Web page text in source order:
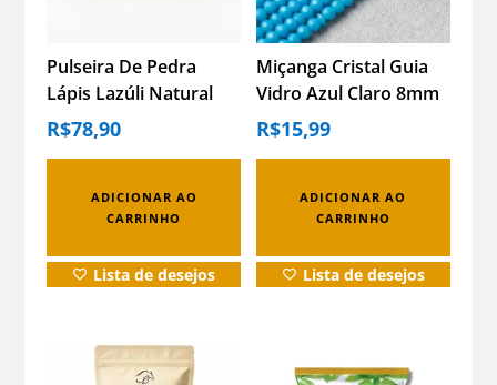
Pulseira De Pedra
Lápis Lazúli Natural
Energia E Proteção
Prata – M
R$78,90
ADICIONAR AO
CARRINHO
Lista de desejos
Miçanga Cristal Guia
Vidro Azul Claro 8mm
– Espiritualidade Azul-
celeste 40 Cm 8 Mm
R$15,99
ADICIONAR AO
CARRINHO
Lista de desejos